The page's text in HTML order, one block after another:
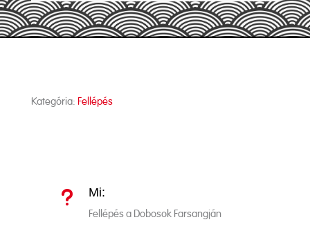
Kategória: Fellépés
u Mi:
Fellépés a Dobosok Farsangján